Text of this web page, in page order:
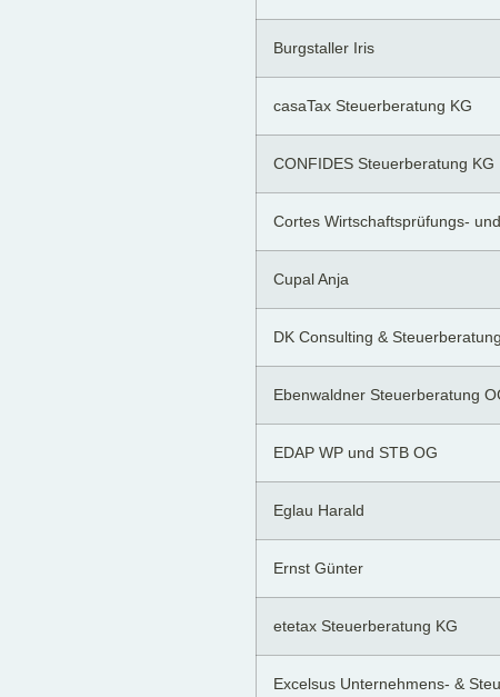
Burgstaller Iris
casaTax Steuerberatung KG
CONFIDES Steuerberatung KG
Cortes Wirtschaftsprüfungs-
Cupal Anja
DK Consulting &
Ebenwaldner Steuerberatung
EDAP WP und STB OG
Eglau Harald
Ernst Günter
etetax Steuerberatung KG
Excelsus Unternehmens- &